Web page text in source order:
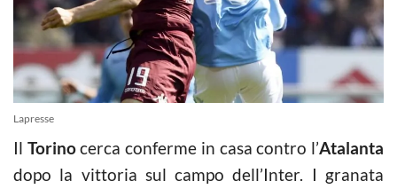
Lapresse
Il Torinocerca conferme in casa contro l’Atalanta
dopo la vittoria sul campo dell’Inter. I granata